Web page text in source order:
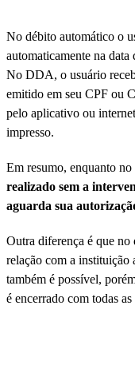
No débito automático o
automaticamente na
No DDA, o usuário
emitido em seu CPF ou
pelo aplicativo ou
impresso.
Em resumo, enquanto no
realizado sem a
aguarda sua
Outra diferença é que no
relação com a
também é possível,
é encerrado com todas